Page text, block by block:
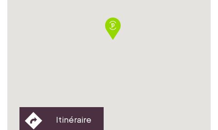
Itinéraire